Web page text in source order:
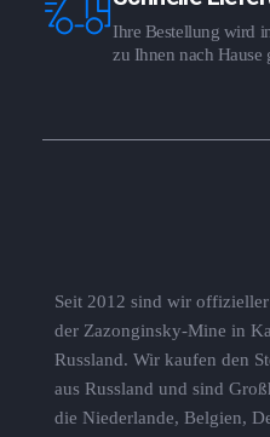
Ihre Bestellung wird
zu Ihnen nach Hause
Seit 2012 sind wir
der Zazonginsky-Mine in
Russland. Wir kaufen den
aus Russland und sind
die Niederlande, Belgien,